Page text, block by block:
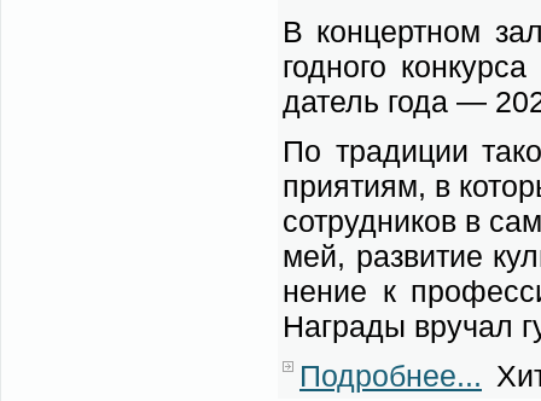
В кон­церт­ном
год­но­го
да­тель го­да —
По тра­ди­ции
при­я­ти­ям, в
со­труд­ни­ков в
мей, раз­ви­тие
не­ние к
На­гра­ды вру­чал
Подробнее...